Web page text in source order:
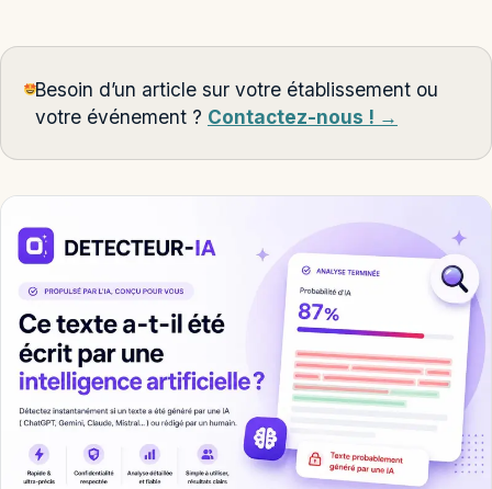
Besoin d’un article sur votre établissement ou
votre événement ? Contactez-nous ! →